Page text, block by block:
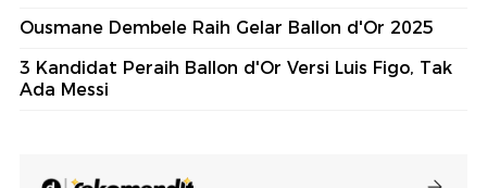
Ousmane Dembele Raih Gelar Ballon d'Or 2025
3 Kandidat Peraih Ballon d'Or Versi Luis Figo, Tak
Ada Messi